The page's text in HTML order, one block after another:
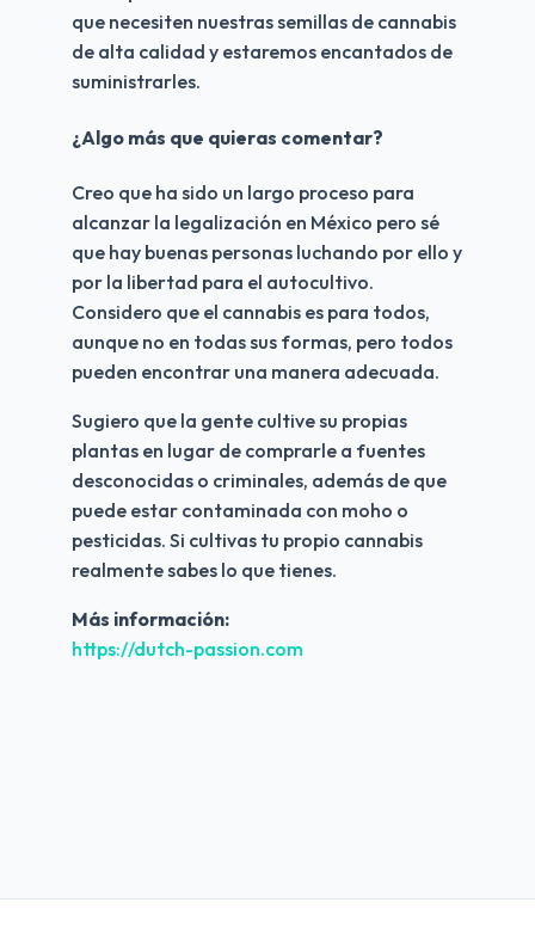
que necesiten nuestras semillas de cannabis
de alta calidad y estaremos encantados de
suministrarles.
¿Algo más que quieras comentar?
Creo que ha sido un largo proceso para
alcanzar la legalización en México pero sé
que hay buenas personas luchando por ello y
por la libertad para el autocultivo.
Considero que el cannabis es para todos,
aunque no en todas sus formas, pero todos
pueden encontrar una manera adecuada.
Sugiero que la gente cultive su propias
plantas en lugar de comprarle a fuentes
desconocidas o criminales, además de que
puede estar contaminada con moho o
pesticidas. Si cultivas tu propio cannabis
realmente sabes lo que tienes.
Más información:
https://dutch-passion.com